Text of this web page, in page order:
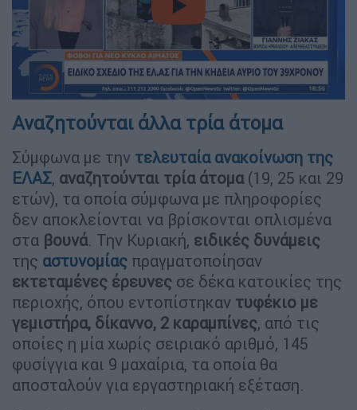
video
Αναζητούνται άλλα τρία άτομα
Σύμφωνα με την τελευταία ανακοίνωση της
ΕΛΑΣ, αναζητούνται τρία άτομα(19, 25 και 29
ετών), τα οποία σύμφωνα με πληροφορίες
δεν αποκλείονται να βρίσκονται οπλισμένα
στα βουνά. Την Κυριακή, ειδικές δυνάμεις
της αστυνομίας πραγματοποίησαν
εκτεταμένες έρευνες σε δέκα κατοικίες της
περιοχής, όπου εντοπίστηκαν τυφέκιο με
γεμιστήρα, δίκαννο, 2 καραμπίνες, από τις
οποίες η μία χωρίς σειριακό αριθμό, 145
φυσίγγια και 9 μαχαίρια, τα οποία θα
αποσταλούν για εργαστηριακή εξέταση.